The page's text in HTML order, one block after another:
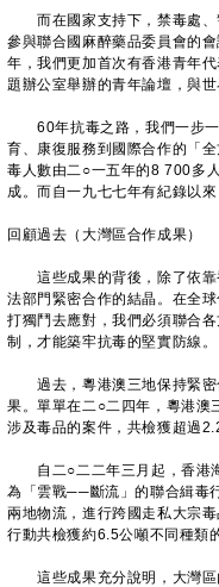
而在國家支持下，禁毒處、
參與聯合國麻醉藥品委員會的
年，我們更加首次有香港青年
題辦公室舉辦的青年論壇，與
60年抗毒之路，我們一步一
育、康復服務到國際合作的「
毒人數由二○一五年的8 700多
成。而自一九七七年有紀錄以
回顧過去（大灣區合作成果）
這些成果的背後，除了依靠
法部門緊密合作的結晶。在全
打獨鬥去應對，我們必須聯合
制，才能築牢抗毒的堅實防線。
過去，粵港澳三地保持緊密
果。單單在二○二四年，粵港澳
涉及毒品的案件，共檢獲超過
自二○二二年三月起，香港海
為「雲戰──斷流」的聯合緝毒
兩地物流，進行跨國走私大宗
行動共檢獲約6.5公噸不同種類
這些成果充分說明，大灣區